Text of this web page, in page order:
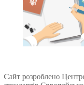
Сайт розроблено